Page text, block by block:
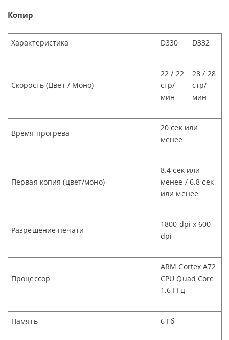
Копир
Характеристика D330 D332
Скорость(Цвет / Моно)
22 / 22
стр/
мин
28 / 28
стр/
мин
Время прогрева
20сек или
менее
Первая копия (цвет/моно)
8.4сек или
менее / 6.8сек
или менее
Разрешение печати
1800 dpi x 600
dpi
Процессор
ARM Cortex A72
CPU Quad Core
1.6 ГГц
Память 6 Гб